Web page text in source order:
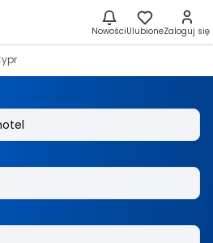
NowościUlubioneZaloguj się